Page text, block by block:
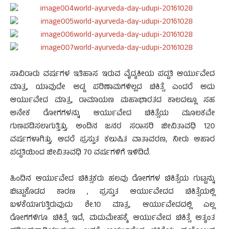
ಸಾವಿರಾರು ವರ್ಷಗಳ ಇತಿಹಾಸ ಇರುವ ವೈದ್ಯಕೀಯ ಪದ್ದತಿ ಆರ್ಯುವೇದ
ಮಾತ್ರ, ಯಾವುದೇ ಅಡ್ಡ ಪರಿಣಾಮಗಳಿಲ್ಲದ ಚಿಕಿತ್ಸೆ ಎಂದರೆ ಅದು
ಆರ್ಯುವೇದ ಮಾತ್ರ, ರಾಮಾಯಣ ಮಹಾಭಾರತದ ಕಾಲದಲ್ಲೂ ಸಹ
ಅನೇಕ ರೋಗಗಳನ್ನು ಆರ್ಯುವೇದ ಚಿಕಿತ್ಸೆಯ ಮೂಲಕವೇ
ಗುಣಪಡಿಸಲಾಗುತ್ತಿತ್ತು, ಅಂದಿನ ಜನರ ಸರಾಸರಿ ಜೀವಿತಾವಧಿ 120
ವರ್ಷಗಳಾಗಿತ್ತು, ಆದರೆ ಪ್ರಸ್ತುತ ಕಲುಷಿತ ವಾತಾವರಣ, ನೀರು ಆಹಾರ
ಪದ್ದತಿಯಿಂದ ಜೀವಿತಾವಧಿ 70 ವರ್ಷಗಳಿಗೆ ಇಳಿದಿದೆ.
ಹಿಂದಿನ ಆರ್ಯುವೇದ ಚಿಕಿತ್ಸಕರು ಹಲವು ರೋಗಗಳ ಚಿಕಿತ್ಸೆಯ ಗುಟ್ಟನ್ನು
ಬಿಟ್ಟುಕೊಡದ ಕಾರಣ , ಪ್ರಸ್ತುತ ಆರ್ಯುವೇದದ ಚಿಕಿತ್ಸೆಯಲ್ಲಿ
ಬಳಕೆಯಾಗುತ್ತಿರುವುದು ಶೇ.10 ಮಾತ್ರ, ಆರ್ಯುವೇದದಲ್ಲಿ ಎಲ್ಲ
ರೋಗಗಳಿಗೂ ಚಿಕಿತ್ಸೆ ಇದೆ, ಮದುಮೇಹಕ್ಕೆ ಆರ್ಯುವೇದ ಚಿಕಿತ್ಸೆ ಅತ್ಯಂತ